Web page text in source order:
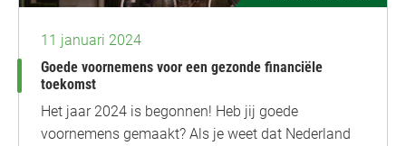
11 januari 2024
Goede voornemens voor een gezonde financiële
toekomst
Het jaar 2024 is begonnen! Heb jij goede
voornemens gemaakt? Als je weet dat Nederland